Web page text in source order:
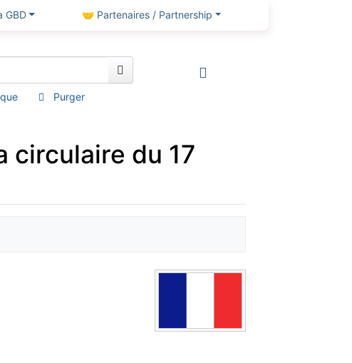
GBD 🤝 Partenaires / Partnership
Purger
circulaire du 17